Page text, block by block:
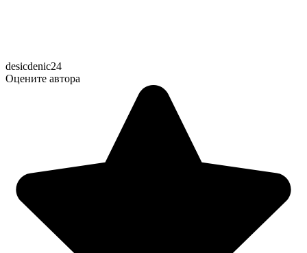
desicdenic24
Оцените автора